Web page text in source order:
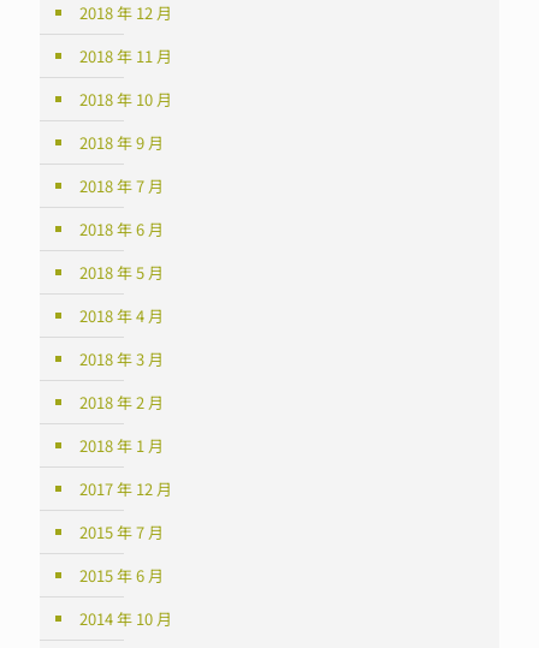
2018 年 12 月
2018 年 11 月
2018 年 10 月
2018 年 9 月
2018 年 7 月
2018 年 6 月
2018 年 5 月
2018 年 4 月
2018 年 3 月
2018 年 2 月
2018 年 1 月
2017 年 12 月
2015 年 7 月
2015 年 6 月
2014 年 10 月